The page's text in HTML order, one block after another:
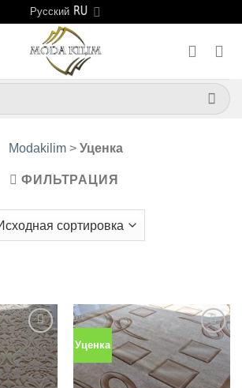
Русский
Modakilim> Уценка
ФИЛЬТРАЦИЯ
Добавить
в
избранное
Уценка
Добавить
в
избранное